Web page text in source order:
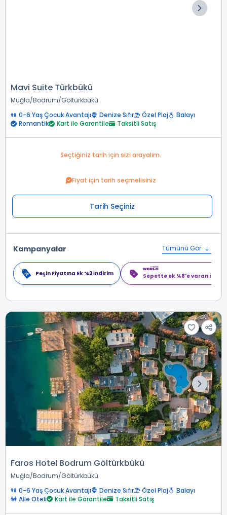
Mavi Suite Türkbükü
Muğla Bodrum Göltürkbükü
0-6 Yaş Çocuk Avantajı
Denize Sıfır Özel Plaj
Balayı
Romantik
Kart ile Garantile Taksitli Satış
Seçtiğiniz tarih için sizi arayalım.
Fiyat için tarih seçmelisiniz
Tarih Seçiniz
Kampanyalar Tümünü Gör
Peşin Fiyatına Ek %3 İndirim Sepette ek %8'e varan
Faros Hotel Bodrum Göltürkbükü
Muğla Bodrum Göltürkbükü
0-6 Yaş Çocuk Avantajı
Denize Sıfır Özel Plaj
Balayı
Aile Oteli
Kart ile Garantile Taksitli Satış